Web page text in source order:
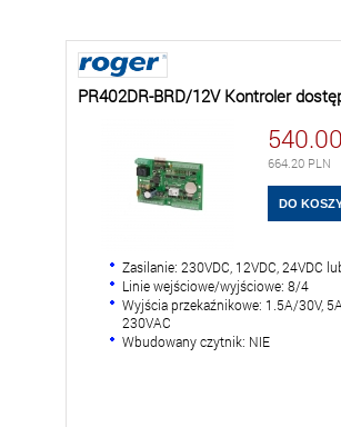
PR402DR-BRD/12V Kontroler
540.00
664.20 PLN
Zasilanie: 230VDC, 12VDC, 24VDC
Linie wejściowe/wyjściowe: 8/4
Wyjścia przekaźnikowe: 1.5A/30V,
230VAC
Wbudowany czytnik: NIE